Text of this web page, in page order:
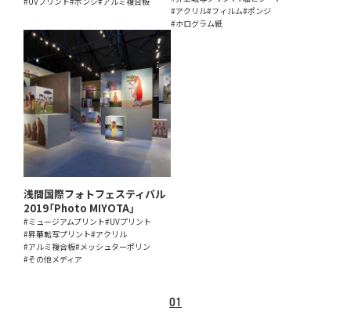
#アクリル#フィルム#ポンジ
#ホログラム紙
浅間国際フォトフェスティバル
2019「Photo MIYOTA」
#ミュージアムプリント#UVプリント
#昇華転写プリント#アクリル
#アルミ複合板#メッシュターポリン
#その他メディア
01